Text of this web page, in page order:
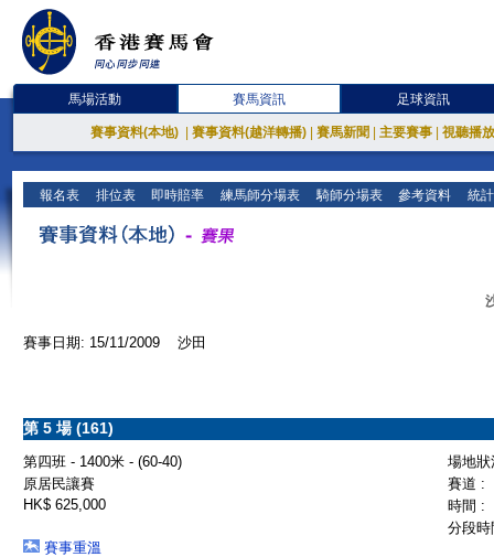
馬場活動 賽馬資訊 足球資訊
賽事資料(本地) 賽事資料(越洋轉播) 賽馬新聞 主要賽事 視聽播
報名表 排位表 即時賠率 練馬師分場表 騎師分場表 參考資料 統
賽事日期: 15/11/2009 沙田
第 5 場 (161)
第四班 - 1400米 - (60-40)
場地
原居民讓賽
賽道 :
HK$ 625,000
時間 :
分段
賽事重溫